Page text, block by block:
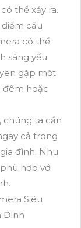
thể xảy ra.
cấu
có thể
sáng yếu.
gặp một
đêm hoặc
chúng ta cần
cả trong
đình: Nhu
hợp với
Siêu
Đình